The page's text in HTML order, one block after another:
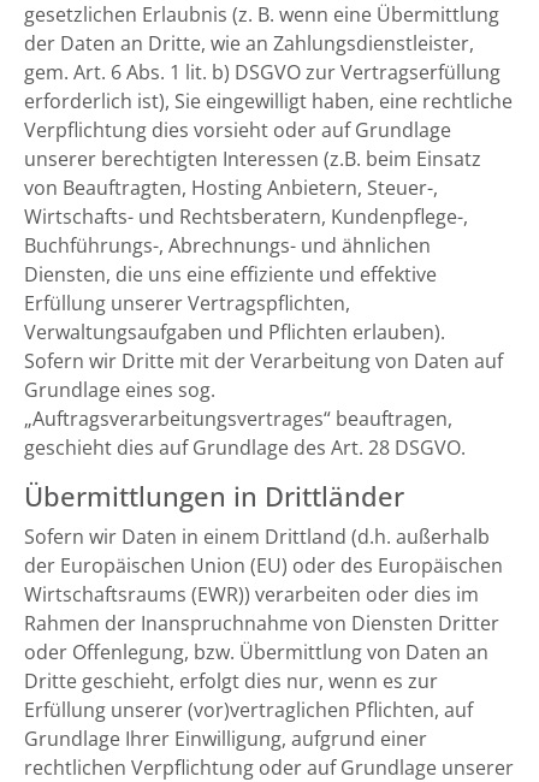
gesetzlichen Erlaubnis (z. B. wenn eine Übermittlung
der Daten an Dritte, wie an Zahlungsdienstleister,
gem. Art. 6 Abs. 1 lit. b) DSGVO zur Vertragserfüllung
erforderlich ist), Sie eingewilligt haben, eine rechtliche
Verpflichtung dies vorsieht oder auf Grundlage
unserer berechtigten Interessen (z.B. beim Einsatz
von Beauftragten, Hosting Anbietern, Steuer-,
Wirtschafts- und Rechtsberatern, Kundenpflege-,
Buchführungs-, Abrechnungs- und ähnlichen
Diensten, die uns eine effiziente und effektive
Erfüllung unserer Vertragspflichten,
Verwaltungsaufgaben und Pflichten erlauben).
Sofern wir Dritte mit der Verarbeitung von Daten auf
Grundlage eines sog.
„Auftragsverarbeitungsvertrages“ beauftragen,
geschieht dies auf Grundlage des Art. 28 DSGVO.
Übermittlungen in Drittländer
Sofern wir Daten in einem Drittland (d.h. außerhalb
der Europäischen Union (EU) oder des Europäischen
Wirtschaftsraums (EWR)) verarbeiten oder dies im
Rahmen der Inanspruchnahme von Diensten Dritter
oder Offenlegung, bzw. Übermittlung von Daten an
Dritte geschieht, erfolgt dies nur, wenn es zur
Erfüllung unserer (vor)vertraglichen Pflichten, auf
Grundlage Ihrer Einwilligung, aufgrund einer
rechtlichen Verpflichtung oder auf Grundlage unserer